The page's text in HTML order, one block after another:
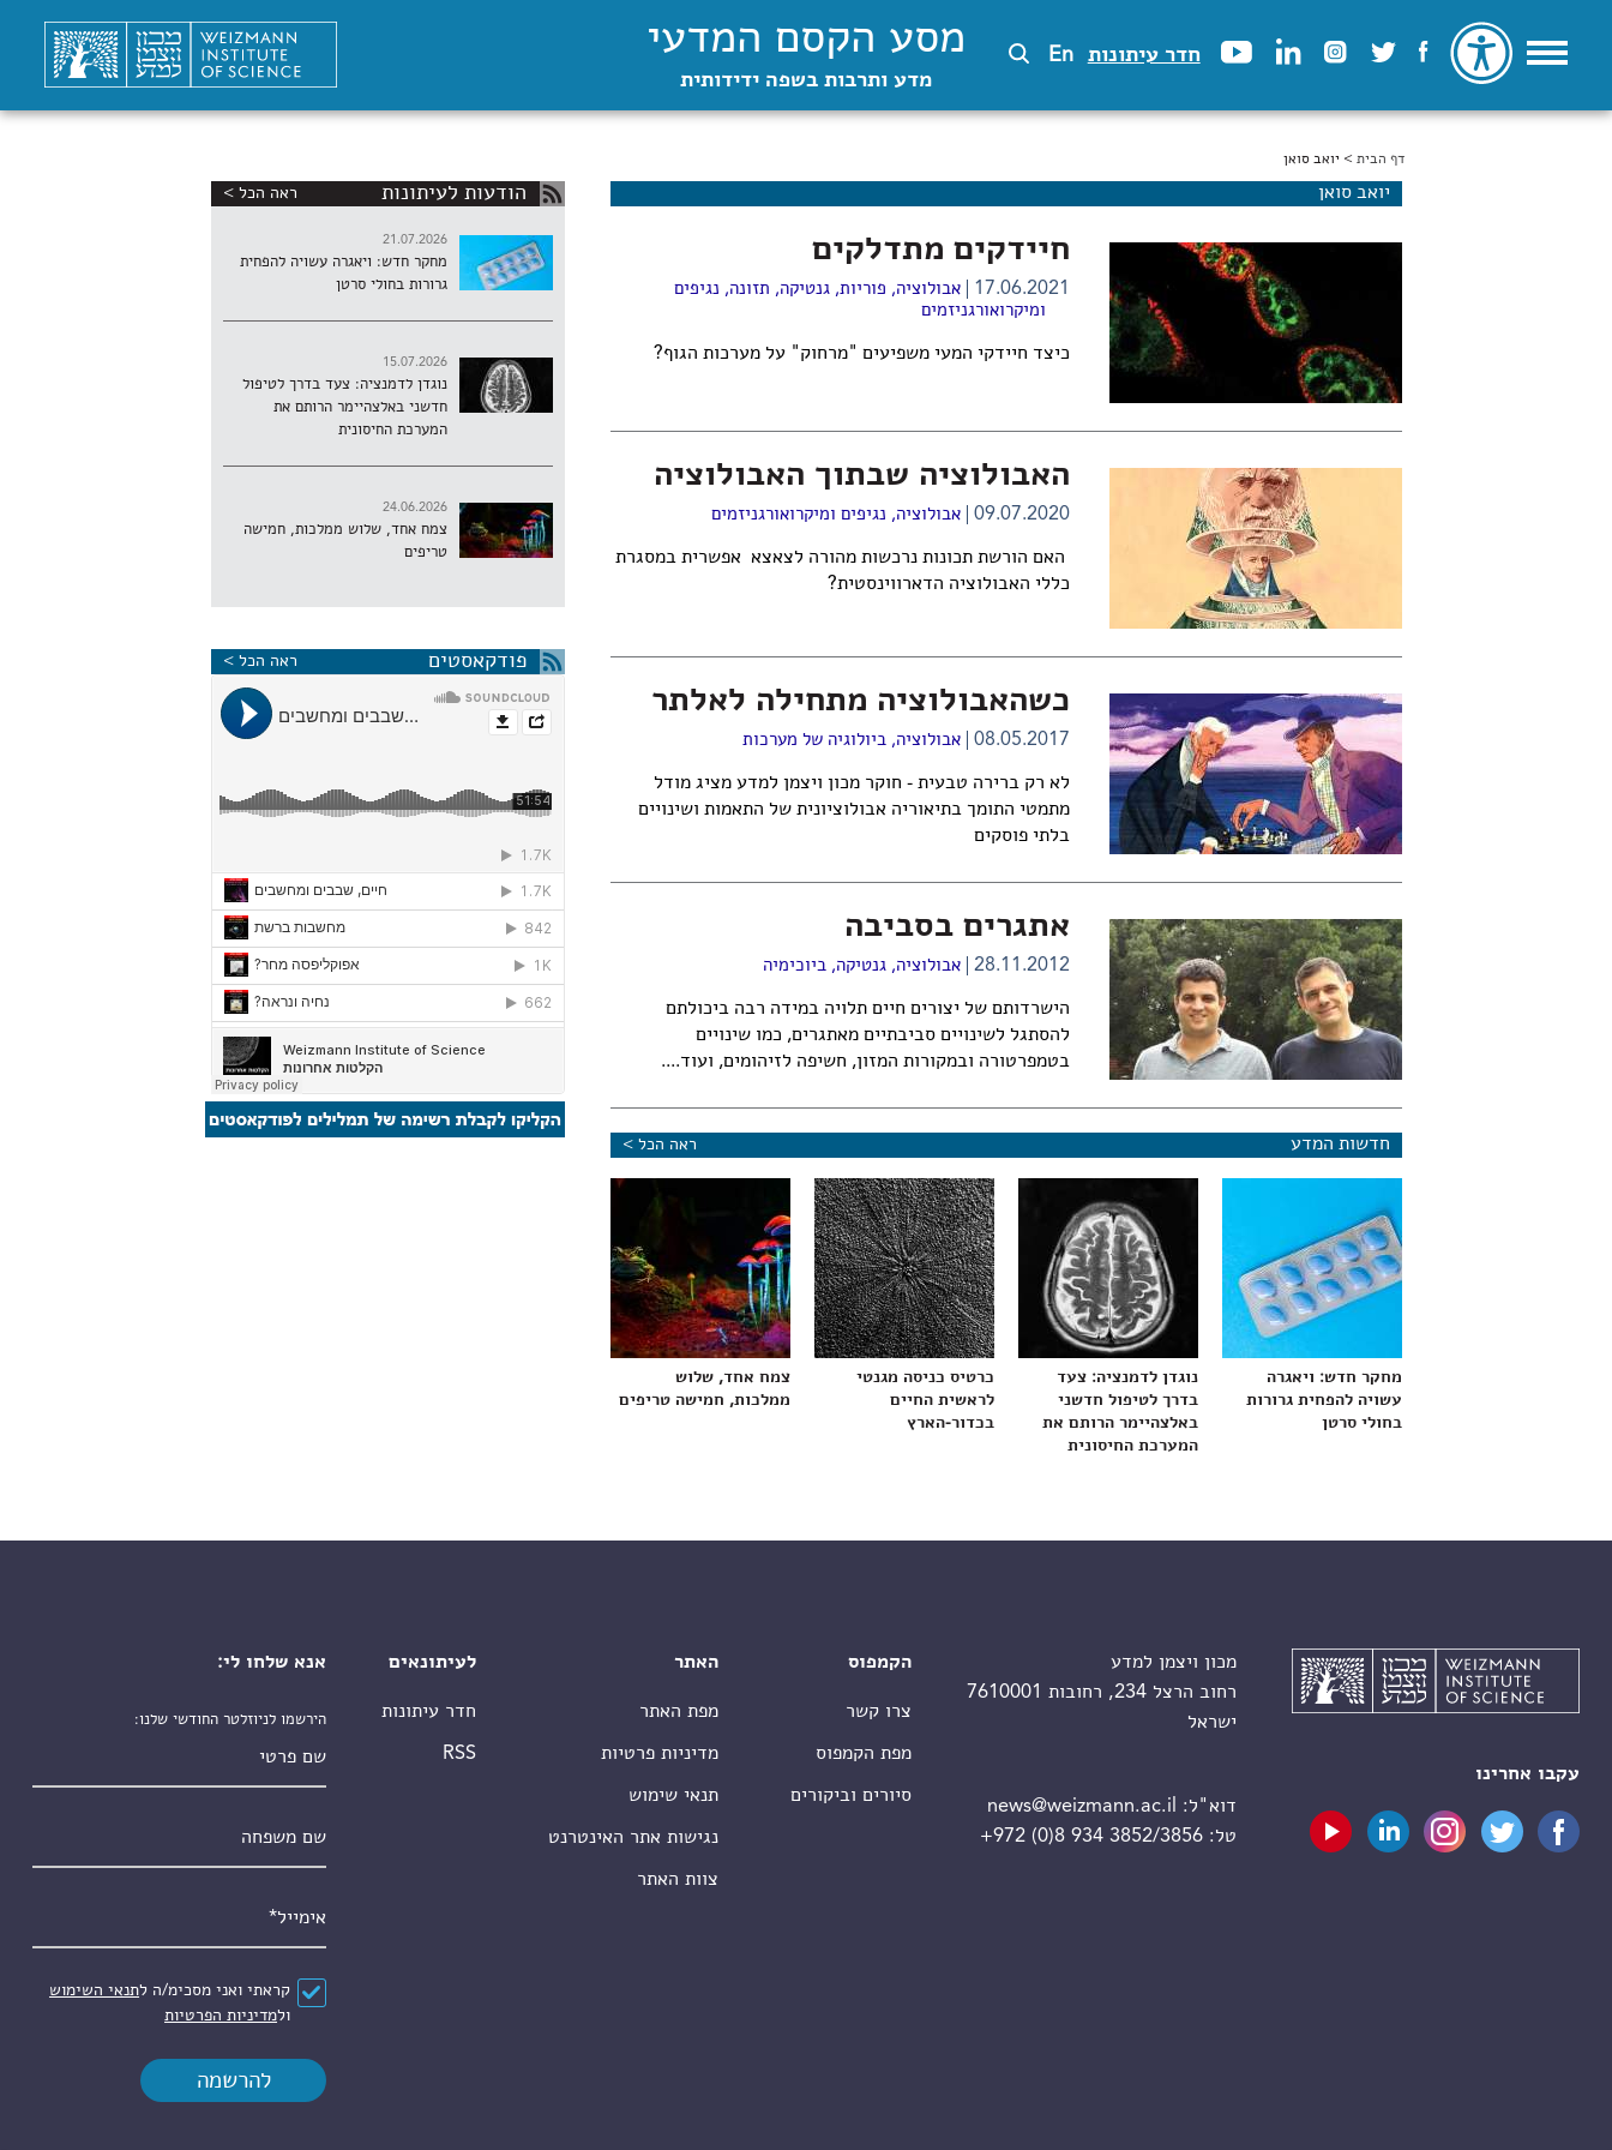
חדר עיתונות En מסע הקסם המדעי
מדע ותרבות בשפה ידידותית
הינך נמצא כאן
דף הבית > יואב סואן
יואב סואן
חיידקים מתדלקים
17.06.2021 אבולוציה, פוריות,גנטיקה, תזונה, נגיפים
ומיקרואורגניזמים
כיצד חיידקי המעי משפיעים "מרחוק" על מערכות הגוף?
האבולוציה שבתוך האבולוציה
09.07.2020 אבולוציה, נגיפים ומיקרואורגניזמים
האם הורשת תכונות נרכשות מהורה לצאצא אפשרית במסגרת
כללי האבולוציה הדארווינסטית?
כשהאבולוציה מתחילה לאלתר
08.05.2017 אבולוציה,ביולוגיה של מערכות
לא רק ברירה טבעית - חוקר מכון ויצמן למדע מציג מודל
מתמטי התומך בתיאוריה אבולוציונית של התאמות ושינויים
בלתי פוסקים
אתגרים בסביבה
28.11.2012 אבולוציה,גנטיקה,ביוכימיה
הישרדותם של יצורים חיים תלויה במידה רבה ביכולתם
להסתגל לשינויים סביבתיים מאתגרים, כמו שינויים
בטמפרטורה ובמקורות המזון, חשיפה לזיהומים, ועוד....
חדשות המדע ראה הכל >
מחקר חדש: ויאגרה
עשויה להפחית גרורות
בחולי סרטן
נוגדן לדמנציה: צעד
בדרך לטיפול חדשני
באלצהיימר הרותם את
המערכת החיסונית
כרטיס כניסה מגנטי
לראשית החיים
בכדור-הארץ
צמח אחד, שלוש
ממלכות, חמישה טריפים
הודעות לעיתונות ראה הכל >
21.07.2026
מחקר חדש: ויאגרה עשויה להפחית
גרורות בחולי סרטן
15.07.2026
נוגדן לדמנציה: צעד בדרך לטיפול
חדשני באלצהיימר הרותם את
המערכת החיסונית
24.06.2026
צמח אחד, שלוש ממלכות, חמישה
טריפים
פודקאסטים ראה הכל >
עקבו אחרינו
מכון ויצמן למדע
רחוב הרצל 234, רחובות 7610001
ישראל
דוא"ל:
news@weizmann.ac.il
טל:+972 (0)8 934 3852/3856
הקמפוס
צרו קשר
מפת הקמפוס
סיורים וביקורים
האתר
מפת האתר
מדיניות פרטיות
תנאי שימוש
נגישות אתר האינטרנט
צוות האתר
לעיתונאים
חדר עיתונות
RSS
אנא שלחו לי:
הירשמו לניוזלטר החודשי שלנו:
הסכם*
קראתי ואני מסכימ/ה לתנאי השימוש
ולמדיניות הפרטיות